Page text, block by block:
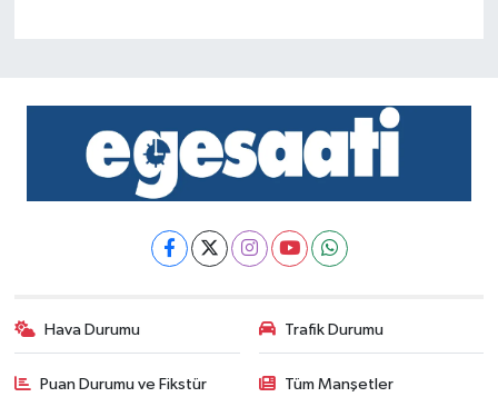
Hava Durumu Trafik Durumu
Puan Durumu ve Fikstür Tüm Manşetler